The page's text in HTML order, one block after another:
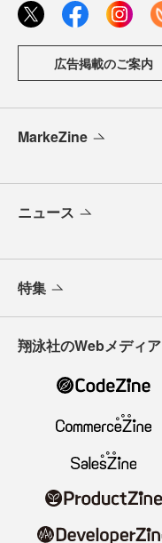
広告掲載のご案内
MarkeZine
ニュース
特集
翔泳社のWebメディア